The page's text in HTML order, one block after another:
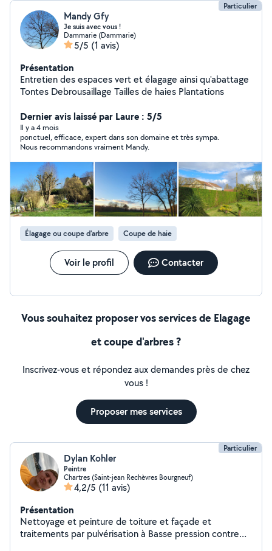
Particulier
Mandy Gfy
Je suis avec vous !
Dammarie (Dammarie)
5/5 (1 avis)
Présentation
Entretien des espaces vert et élagage ainsi qu'abattage
Tontes Debrousaillage Tailles de haies Plantations
Dernier avis laissé par Laure : 5/5
Il y a 4 mois
ponctuel, efficace, expert dans son domaine et très sympa.
Nous recommandons vraiment Mandy.
Élagage ou coupe d'arbre Coupe de haie
Voir le profil Contacter
Vous souhaitez proposer vos services de Elagage
et coupe d'arbres ?
Inscrivez-vous et répondez aux demandes près de chez
vous !
Proposer mes services
Particulier
Dylan Kohler
Peintre
Chartres (Saint-jean Rechèvres Bourgneuf)
4,2/5 (11 avis)
Présentation
Nettoyage et peinture de toiture et façade et
traitements par pulvérisation à Basse pression contre